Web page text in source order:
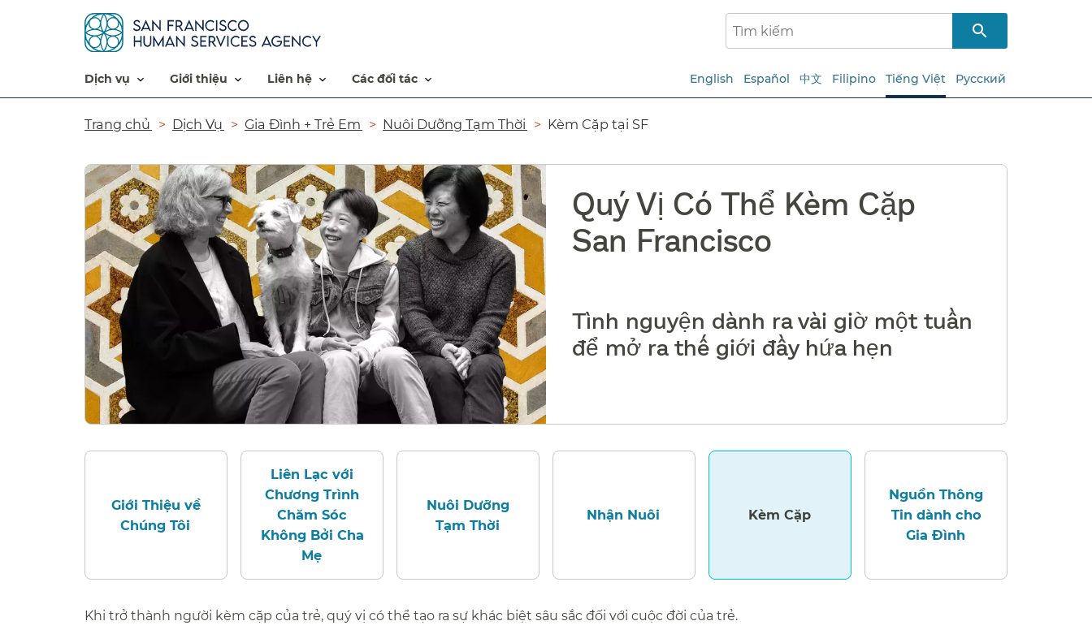
dịch vụ​​ giới thiệu​​ liên hệ​​ các đối tác​​ English Español 中文 Filipino Tiếng Việt Русский
Đường
Trang chủ​​ Dịch Vụ​​ Gia Đình + Trẻ Em​​ Nuôi Dưỡng Tạm Thời​​ Kèm Cặp tại SF​​
Quý Vị Có Thể Kèm Cặp
San Francisco​​
Tình nguyện dành ra vài giờ một tuần
để mở ra thế giới đầy hứa hẹn​​
Giới Thiệu về
Chúng Tôi​​
Liên Lạc với
Chương Trình
Chăm Sóc
Không Bởi Cha
Mẹ​​
Nuôi Dưỡng
Tạm Thời​​
Nhận Nuôi​​ Kèm Cặp​​
Nguồn Thông
Tin dành cho
Gia Đình​​
Khi trở thành người kèm cặp của trẻ, quý vị có thể tạo ra sự khác biệt sâu sắc đối với cuộc đời của trẻ.​​